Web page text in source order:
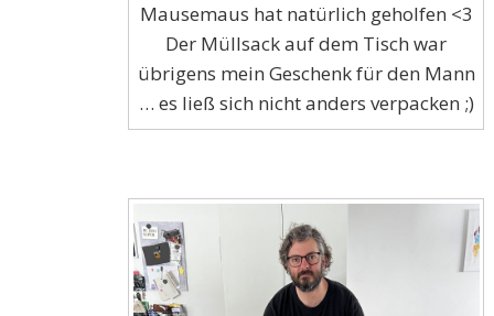
Mausemaus hat natürlich geholfen <3
Der Müllsack auf dem Tisch war
übrigens mein Geschenk für den Mann
… es ließ sich nicht anders verpacken ;)